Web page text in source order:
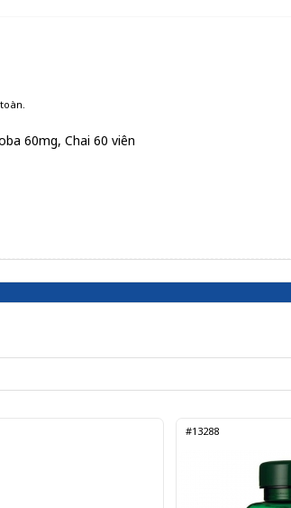
60mg, Chai 60 viên
#13288